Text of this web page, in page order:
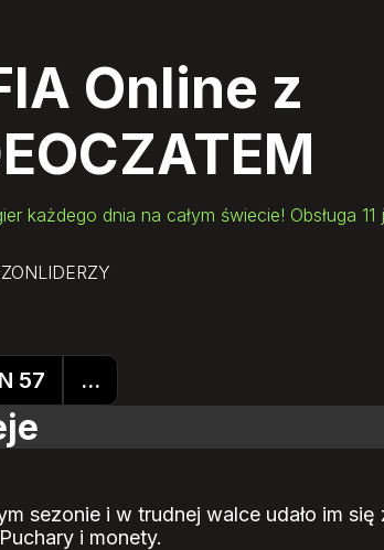
Online z
każdego dnia na całym świecie! Obsługa
LIDERZY
57 ...
sezonie i w trudnej walce udało im
i monety.